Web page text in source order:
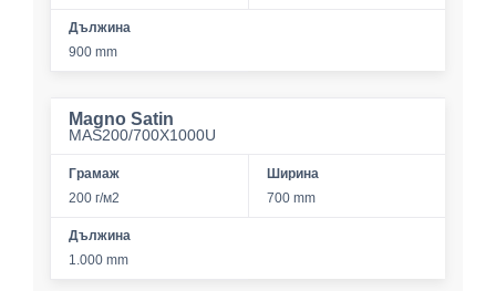
Дължина
900 mm
Magno Satin
MAS200/700X1000U
Грамаж
200 г/м2
Ширина
700 mm
Дължина
1.000 mm